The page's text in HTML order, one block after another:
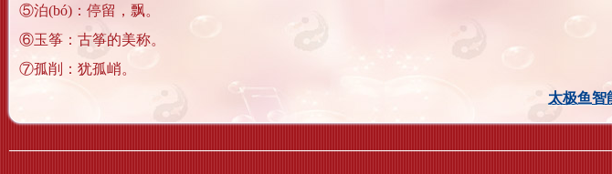
⑤泊(bó)：停留，飘。
⑥玉筝：古筝的美称。
⑦孤削：犹孤峭。
太极鱼智